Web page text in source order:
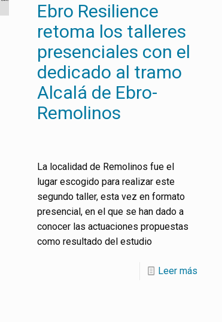
Ebro Resilience
retoma los talleres
presenciales con el
dedicado al tramo
Alcalá de Ebro-
Remolinos
La localidad de Remolinos fue el
lugar escogido para realizar este
segundo taller, esta vez en formato
presencial, en el que se han dado a
conocer las actuaciones propuestas
como resultado del estudio
Leer más